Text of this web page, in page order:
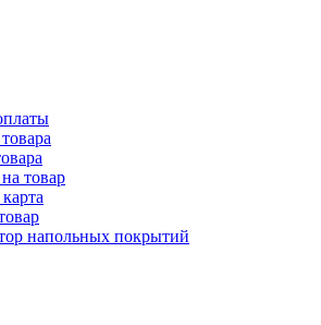
товар
напольных покрытий